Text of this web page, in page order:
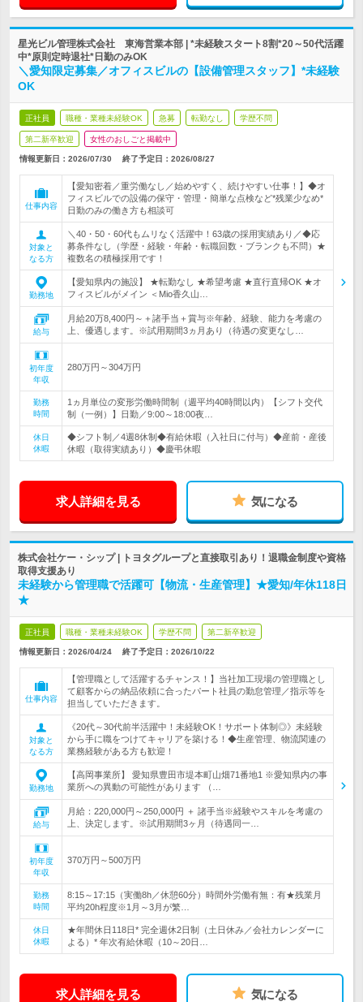
星光ビル管理株式会社 東海営業本部 | *未経験スタート8割*20～50代活躍
中*原則定時退社*日勤のみOK
＼愛知限定募集／オフィスビルの【設備管理スタッフ】*未経験
OK
正社員 職種・業種未経験OK 急募 転勤なし 学歴不問
第二新卒歓迎 女性のおしごと掲載中
情報更新日：2026/07/30 終了予定日： 2026/08/27
仕事内容
【愛知密着／重労働なし／始めやすく、続けやすい仕事！】◆オ
フィスビルでの設備の保守・管理・簡単な点検など*残業少なめ*
日勤のみの働き方も相談可
対象と
なる方
＼40・50・60代もムリなく活躍中！63歳の採用実績あり／◆応
募条件なし（学歴・経験・年齢・転職回数・ブランクも不問）★
複数名の積極採用です！
勤務地
【愛知県内の施設】 ★転勤なし ★希望考慮 ★直行直帰OK ★オ
フィスビルがメイン ＜Mio香久山…
給与
月給20万8,400円～＋諸手当＋賞与※年齢、経験、能力を考慮の
上、優遇します。※試用期間3ヵ月あり（待遇の変更なし…
初年度
年収
280万円～304万円
勤務
時間
1ヵ月単位の変形労働時間制（週平均40時間以内）【シフト交代
制（一例）】日勤／9:00～18:00夜…
休日
休暇
◆シフト制／4週8休制◆有給休暇（入社日に付与）◆産前・産後
休暇（取得実績あり）◆慶弔休暇
求人詳細を見る 気になる
株式会社ケー・シップ | トヨタグループと直接取引あり！退職金制度や資格
取得支援あり
未経験から管理職で活躍可【物流・生産管理】★愛知/年休118日
★
正社員 職種・業種未経験OK 学歴不問 第二新卒歓迎
情報更新日：2026/04/24 終了予定日： 2026/10/22
仕事内容
【管理職として活躍するチャンス！】当社加工現場の管理職とし
て顧客からの納品依頼に合ったパート社員の勤怠管理／指示等を
担当していただきます。
対象と
なる方
《20代～30代前半活躍中！未経験OK！サポート体制◎》未経験
から手に職をつけてキャリアを築ける！◆生産管理、物流関連の
業務経験がある方も歓迎！
勤務地
【高岡事業所】 愛知県豊田市堤本町山畑71番地1 ※愛知県内の事
業所への異動の可能性があります （…
給与
月給：220,000円～250,000円 ＋ 諸手当※経験やスキルを考慮の
上、決定します。※試用期間3ヶ月（待遇同一…
初年度
年収
370万円～500万円
勤務
時間
8:15～17:15（実働8h／休憩60分）時間外労働有無：有★残業月
平均20h程度※1月～3月が繁…
休日
休暇
★年間休日118日* 完全週休2日制（土日休み／会社カレンダーに
よる）* 年次有給休暇（10～20日…
求人詳細を見る 気になる